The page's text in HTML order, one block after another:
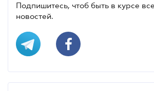
Подпишитесь, чтоб быть в курсе
новостей.